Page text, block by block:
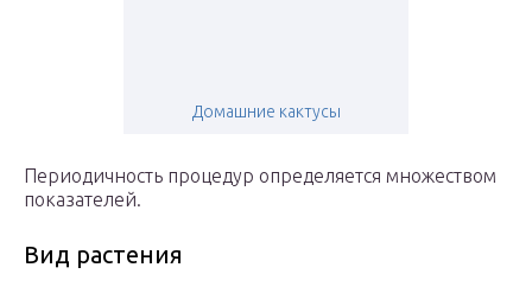
Домашние кактусы
Периодичность процедур определяется множеством
показателей.
Вид растения